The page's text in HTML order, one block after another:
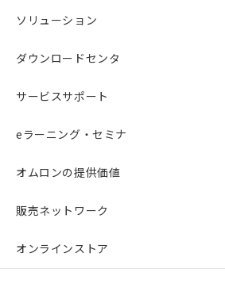
ソリューション
ダウンロードセンタ
サービスサポート
eラーニング・セミナ
オムロンの提供価値
販売ネットワーク
オンラインストア